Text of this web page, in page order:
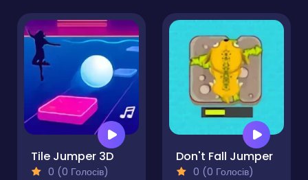
Tile Jumper 3D
0 (0 Голосів)
Don't Fall Jumper
0 (0 Голосів)